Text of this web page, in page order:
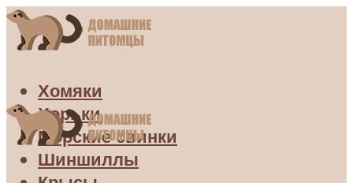
Хомяки
Хорьки
Морские свинки
Шиншиллы